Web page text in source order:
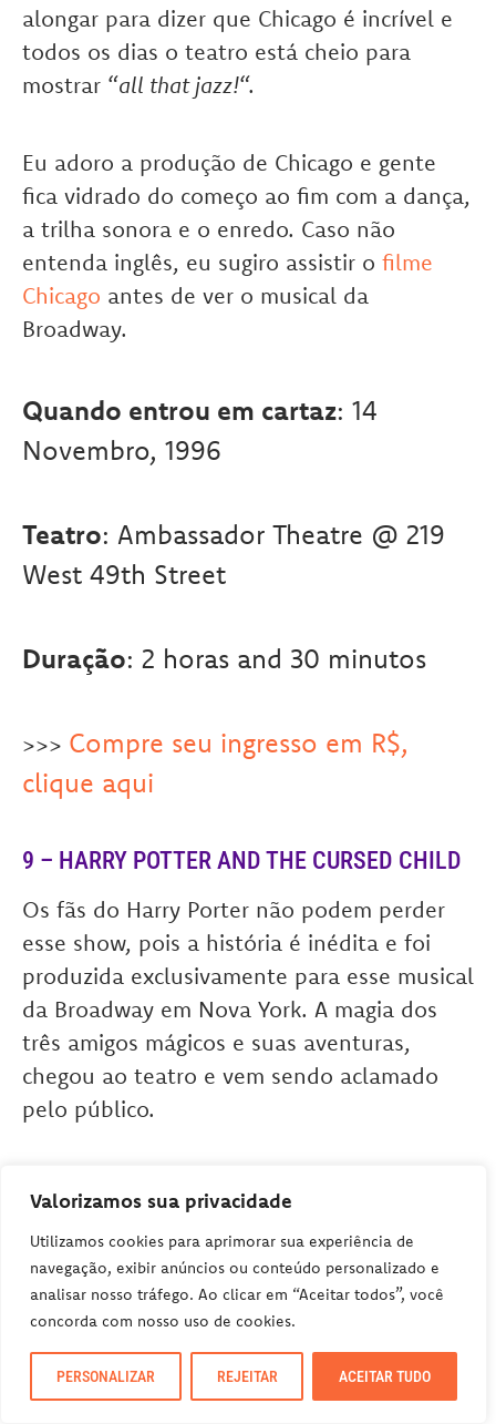
Valorizamos sua privacidade
Utilizamos cookies para aprimorar sua experiência de
navegação, exibir anúncios ou conteúdo personalizado e
analisar nosso tráfego. Ao clicar em “Aceitar todos”, você
concorda com nosso uso de cookies.
PERSONALIZAR REJEITAR ACEITAR TUDO
alongar para dizer que Chicago é incrível e
todos os dias o teatro está cheio para
mostrar “all that jazz!“.
Eu adoro a produção de Chicago e gente
fica vidrado do começo ao fim com a dança,
a trilha sonora e o enredo. Caso não
entenda inglês, eu sugiro assistir o filme
Chicago antes de ver o musical da
Broadway.
Quando entrou em cartaz: 14
Novembro, 1996
Teatro: Ambassador Theatre @ 219
West 49th Street
Duração: 2 horas and 30 minutos
>>> Compre seu ingresso em R$,
clique aqui
9 – HARRY POTTER AND THE CURSED CHILD
Os fãs do Harry Porter não podem perder
esse show, pois a história é inédita e foi
produzida exclusivamente para esse musical
da Broadway em Nova York. A magia dos
três amigos mágicos e suas aventuras,
chegou ao teatro e vem sendo aclamado
pelo público.
disputados do momento!
Quando entrou em cartaz: 30 Julho,